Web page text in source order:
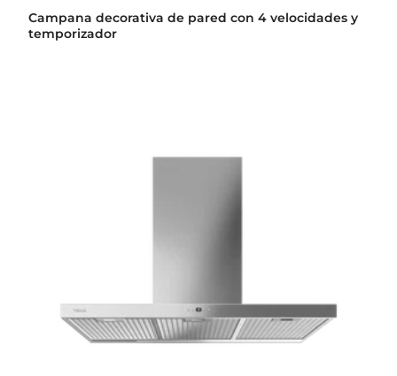
Campana decorativa de pared con 4 velocidades y
temporizador